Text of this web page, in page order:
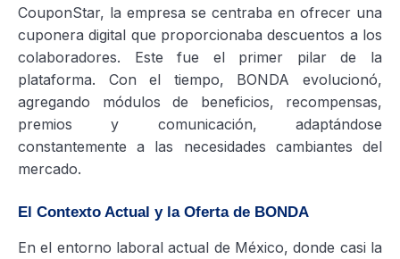
CouponStar, la empresa se centraba en ofrecer una
cuponera digital que proporcionaba descuentos a los
colaboradores. Este fue el primer pilar de la
plataforma. Con el tiempo, BONDA evolucionó,
agregando módulos de beneficios, recompensas,
premios y comunicación, adaptándose
constantemente a las necesidades cambiantes del
mercado.
El Contexto Actual y la Oferta de BONDA
En el entorno laboral actual de México, donde casi la